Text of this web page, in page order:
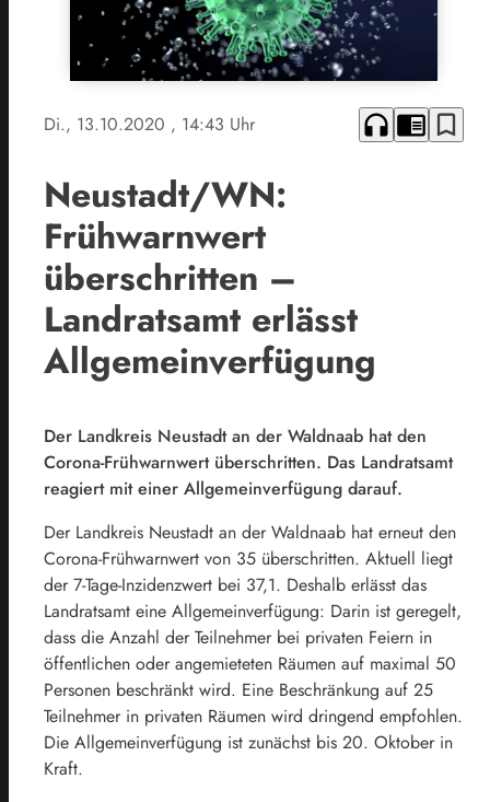
Di., 13.10.2020 , 14:43 Uhr headphones chrome_reader_mode bookmark_border
Neustadt/WN:
Frühwarnwert
überschritten –
Landratsamt erlässt
Allgemeinverfügung
Der Landkreis Neustadt an der Waldnaab hat den
Corona-Frühwarnwert überschritten. Das Landratsamt
reagiert mit einer Allgemeinverfügung darauf.
Der Landkreis Neustadt an der Waldnaab hat erneut den
Corona-Frühwarnwert von 35 überschritten. Aktuell liegt
der 7-Tage-Inzidenzwert bei 37,1. Deshalb erlässt das
Landratsamt eine Allgemeinverfügung: Darin ist geregelt,
dass die Anzahl der Teilnehmer bei privaten Feiern in
öffentlichen oder angemieteten Räumen auf maximal 50
Personen beschränkt wird. Eine Beschränkung auf 25
Teilnehmer in privaten Räumen wird dringend empfohlen.
Die Allgemeinverfügung ist zunächst bis 20. Oktober in
Kraft.